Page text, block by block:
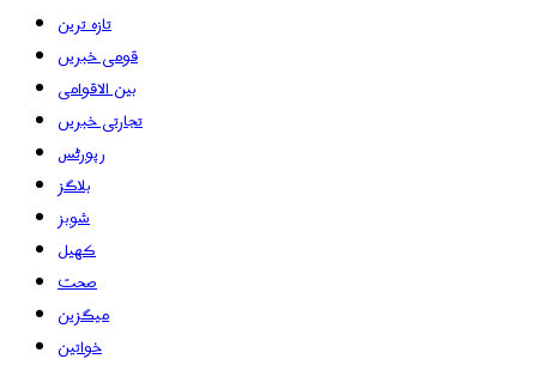
تازہ ترین
قومی خبریں
بین الاقوامی
تجارتی خبریں
رپورٹس
بلاگز
شوبز
کھیل
صحت
میگزین
خواتین